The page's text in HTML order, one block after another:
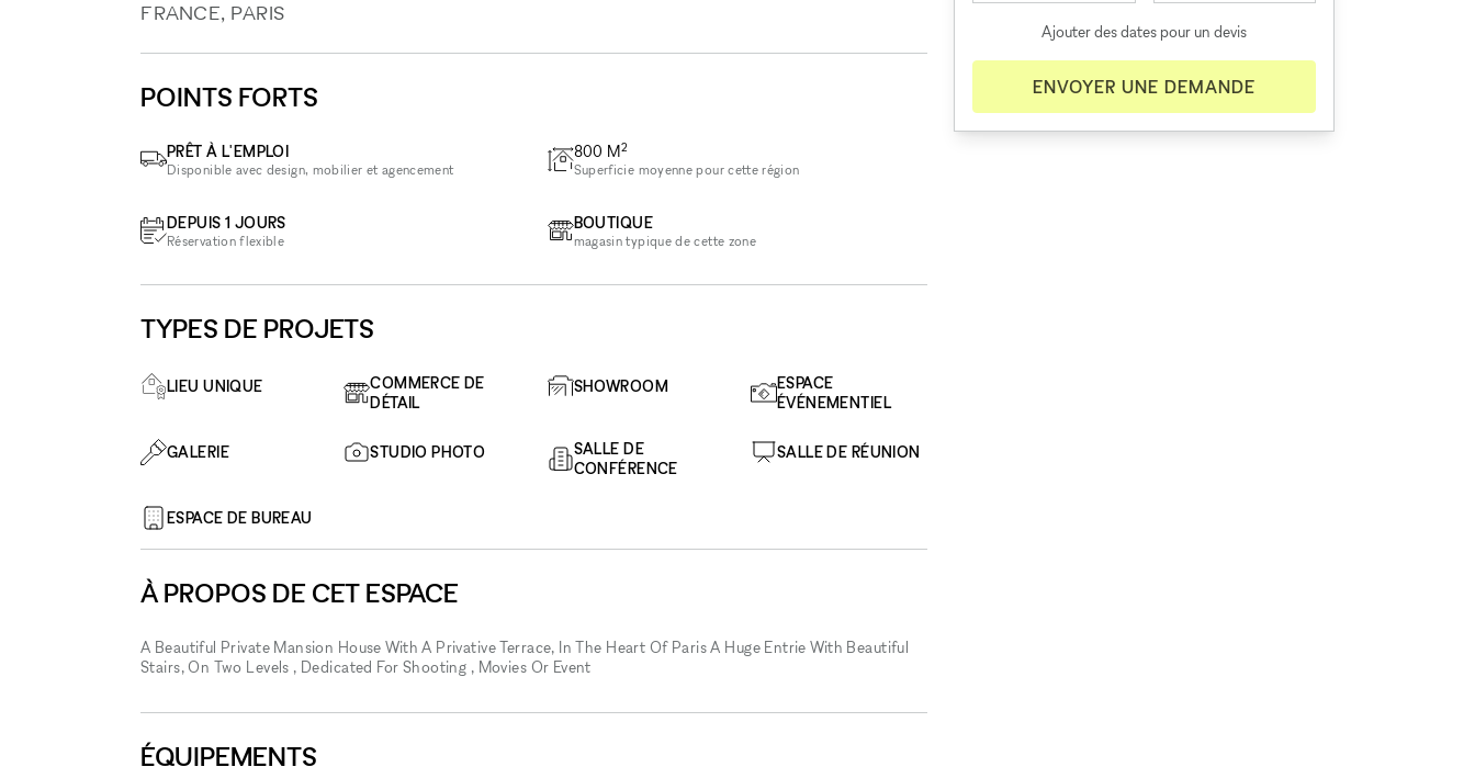
FRANCE, PARIS
POINTS FORTS
PRÊT À L'EMPLOI
Disponible avec design, mobilier et agencement
DEPUIS 1 JOURS
Réservation flexible
800 M2
Superficie moyenne pour cette région
BOUTIQUE
magasin typique de cette zone
TYPES DE PROJETS
LIEU UNIQUE
COMMERCE DE
DÉTAIL
SHOWROOM
ESPACE
ÉVÉNEMENTIEL
GALERIE STUDIO PHOTO
SALLE DE
CONFÉRENCE
SALLE DE RÉUNION
ESPACE DE BUREAU
À PROPOS DE CET ESPACE
A Beautiful Private Mansion House With A Privative Terrace, In The Heart Of Paris A Huge Entrie With Beautiful
Stairs, On Two Levels , Dedicated For Shooting , Movies Or Event
ÉQUIPEMENTS
Ajouter des dates pour un devis
ENVOYER UNE DEMANDE